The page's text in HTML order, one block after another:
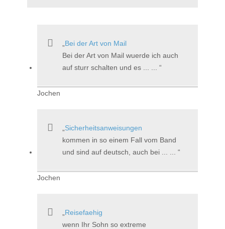
Bei der Art von Mail
Bei der Art von Mail wuerde ich auch
auf sturr schalten und es ... ...
Jochen
Sicherheitsanweisungen
kommen in so einem Fall vom Band
und sind auf deutsch, auch bei ... ...
Jochen
Reisefaehig
wenn Ihr Sohn so extreme